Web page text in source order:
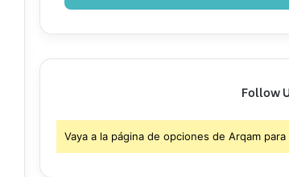
Follow
Vaya a la página de opciones de Arqam